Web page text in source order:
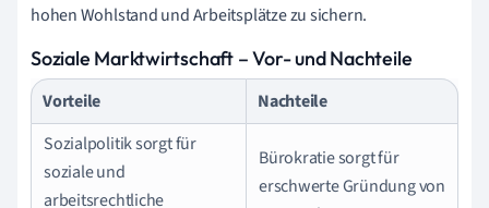
hohen Wohlstand und Arbeitsplätze zu sichern.
Soziale Marktwirtschaft – Vor- und Nachteile
Vorteile
Nachteile
Sozialpolitik sorgt für
soziale und
arbeitsrechtliche
Bürokratie sorgt für
erschwerte Gründung von